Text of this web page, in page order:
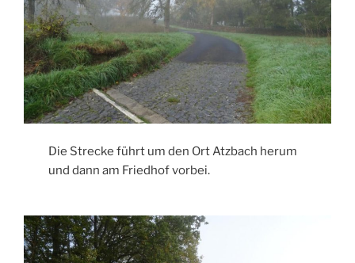
Die Strecke führt um den Ort Atzbach herum
und dann am Friedhof vorbei.